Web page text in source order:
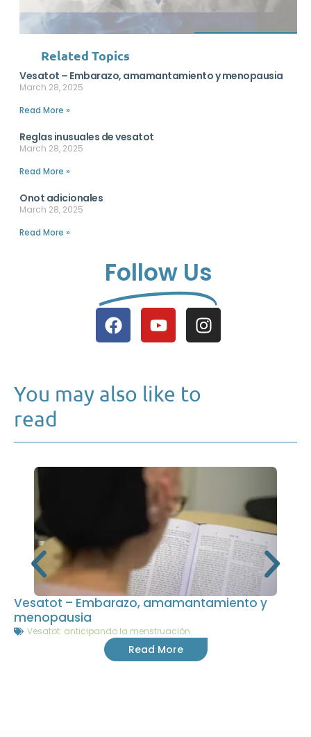
Related Topics
Vesatot – Embarazo, amamantamiento y menopausia
March 28, 2025
Read More »
Reglas inusuales de vesatot
March 28, 2025
Read More »
Onot adicionales
March 28, 2025
Read More »
Follow Us
You may also like to
read
Vesatot – Embarazo, amamantamiento y
menopausia
Vesatot: anticipando la menstruación
Read More